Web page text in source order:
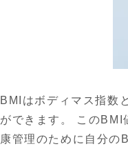
BMIはボディマス指数
ができます。 このBMI
康管理のために自分の